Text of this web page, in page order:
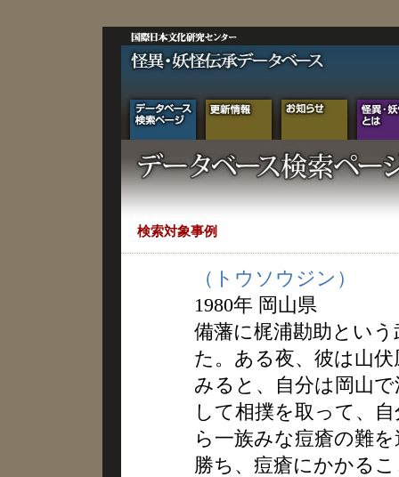
検索対象事例
（トウソウジン）
1980年 岡山県
備藩に梶浦勘助とい
た。ある夜、彼は山
みると、自分は岡山
して相撲を取って、
ら一族みな痘瘡の難
勝ち、痘瘡にかかる